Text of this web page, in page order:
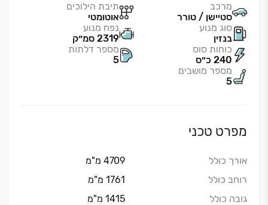
מרכב
סטיישן / טורר
תיבת הילוכים
אוטומטי
סוג מנוע
בנזין
נפח מנוע
2319 סמ״ק
כוחות סוס
240 כ״ס
מספר דלתות
5
מספר מושבים
5
מפרט טכני
אורך כולל
4709 מ"מ
רוחב כולל
1761 מ"מ
גובה כולל
1415 מ"מ